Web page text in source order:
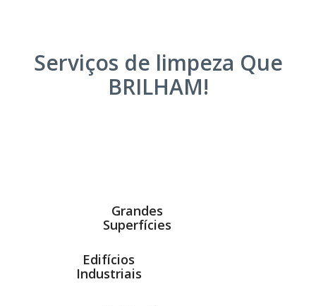
Serviços de limpeza Que
BRILHAM!
Grandes
Superfícies
Edifícios
Industriais